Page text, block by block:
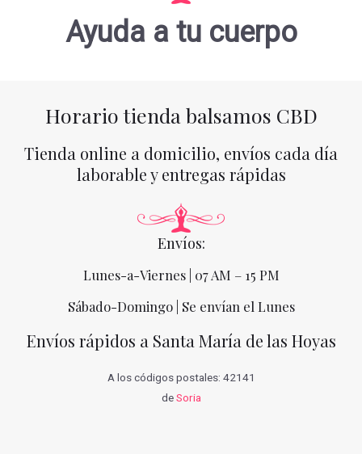
Ayuda a tu cuerpo
Horario tienda balsamos CBD
Tienda online a domicilio, envíos cada día
laborable y entregas rápidas
Envíos:
Lunes-a-Viernes | 07 AM – 15 PM
Sábado-Domingo | Se envían el Lunes
Envíos rápidos a Santa María de las Hoyas
A los códigos postales: 42141
deSoria